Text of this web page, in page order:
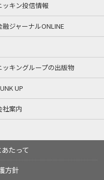
ッキン投信情報
融ジャーナルONLINE
ッキングループの出版物
UP
社案内
たって
方針